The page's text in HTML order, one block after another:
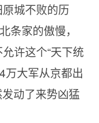
原城不败的历
条家的傲慢，
许这个“天下统
万大军从京都出
动了来势凶猛